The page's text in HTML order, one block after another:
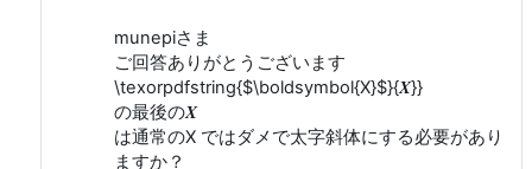
munepiさま
ご回答ありがとうございます
\texorpdfstring{$\boldsymbol{X}$}{𝑿}}
の最後の𝑿
は通常のX ではダメで太字斜体にする必要があり
ますか？